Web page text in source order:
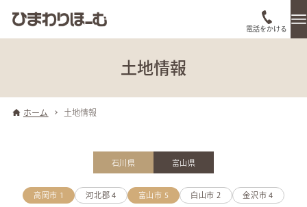
電話をかける
土地情報
ホーム 土地情報
石川県 富山県
高岡市 1 河北郡 4 富山市 5 白山市 2 金沢市 4